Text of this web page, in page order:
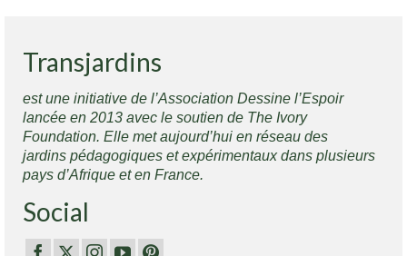
Transjardins
est une initiative de l’Association Dessine l’Espoir
lancée en 2013 avec le soutien de The Ivory
Foundation. Elle met aujourd’hui en réseau des
jardins pédagogiques et expérimentaux dans plusieurs
pays d’Afrique et en France.
Social